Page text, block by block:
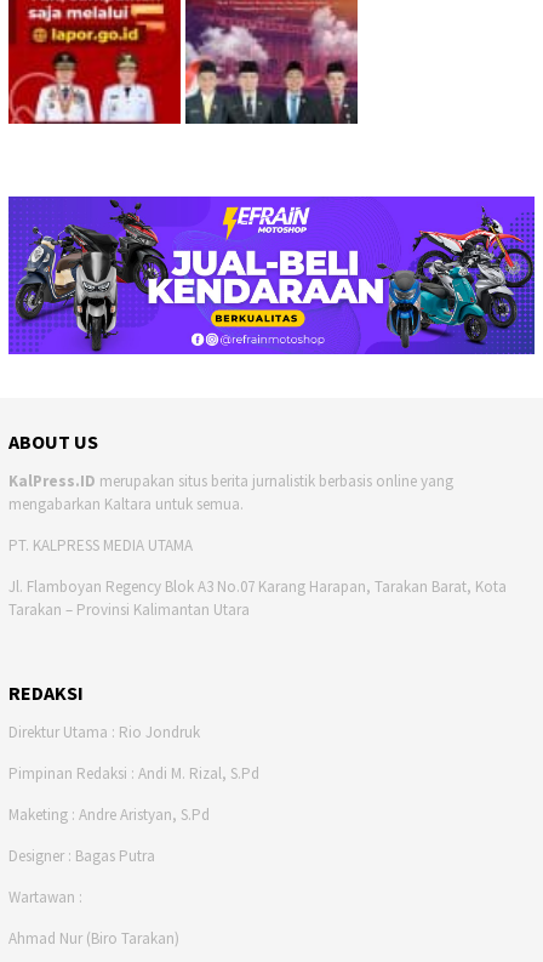
ABOUT US
KalPress.ID merupakan situs berita jurnalistik berbasis online yang
mengabarkan Kaltara untuk semua.
PT. KALPRESS MEDIA UTAMA
Jl. Flamboyan Regency Blok A3 No.07 Karang Harapan, Tarakan Barat, Kota
Tarakan – Provinsi Kalimantan Utara
REDAKSI
Direktur Utama : Rio Jondruk
Pimpinan Redaksi : Andi M. Rizal, S.Pd
Maketing : Andre Aristyan, S.Pd
Designer : Bagas Putra
Wartawan :
Ahmad Nur (Biro Tarakan)